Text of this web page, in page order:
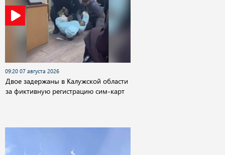
09:20 07 августа 2026
Двое задержаны в Калужской области
за фиктивную регистрацию сим-карт